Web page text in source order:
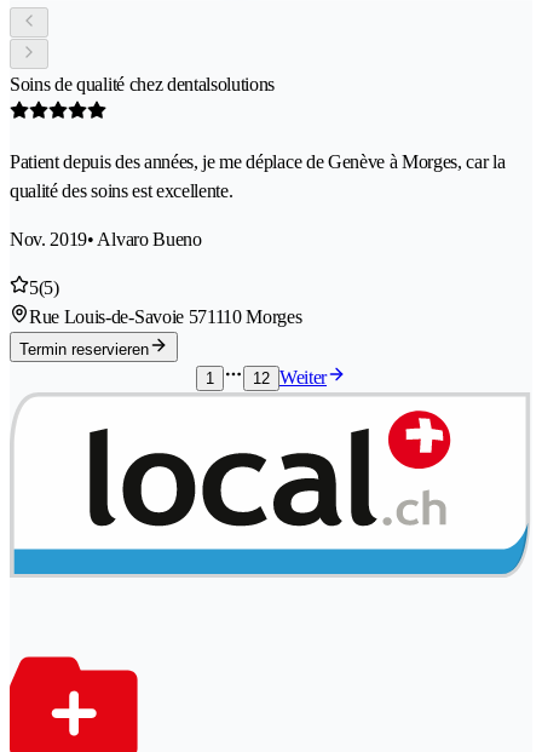
Soins de qualité chez dentalsolutions
Patient depuis des années, je me déplace de Genève à Morges, car la
qualité des soins est excellente.
Nov. 2019• Alvaro Bueno
5(5)
Rue Louis-de-Savoie 571110 Morges
Termin reservieren
1
12 Weiter